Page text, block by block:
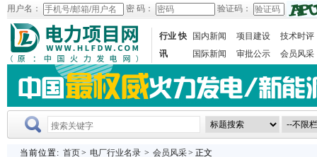
用户名： 密 码： 验证码：
行业 快
讯
国内新闻 项目建设
技术时评
国际新闻
审批公示 会员风采
当前位置: 首页> 电厂行业名录 > 会员风采> 正文